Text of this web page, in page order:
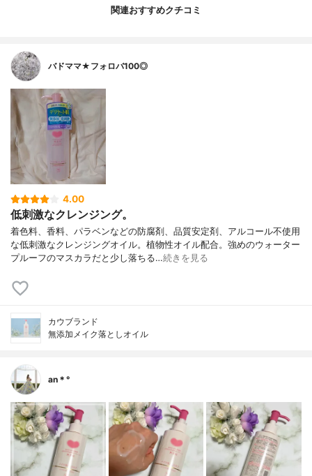
関連おすすめクチコミ
バドママ★フォロバ100◎
4.00
低刺激なクレンジング。
着色料、香料、パラベンなどの防腐剤、品質安定剤、アルコール不使用
な低刺激なクレンジングオイル。植物性オイル配合。強めのウォーター
プルーフのマスカラだと少し落ちる…続きを見る
カウブランド
無添加メイク落としオイル
an＊°